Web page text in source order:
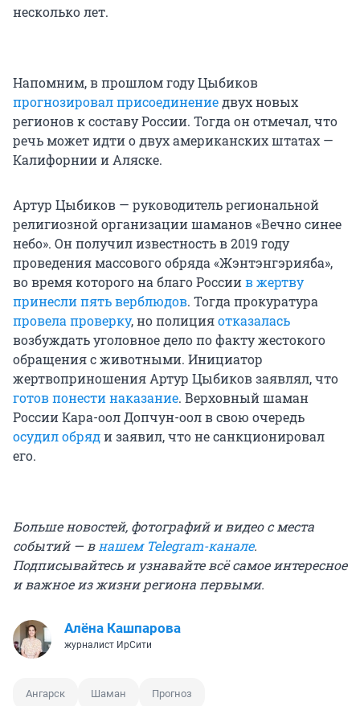
несколько лет.
Напомним, в прошлом году Цыбиков
прогнозировал присоединениедвух новых
регионов к составу России. Тогда он отмечал, что
речь может идти о двух американских штатах —
Калифорнии и Аляске.
Артур Цыбиков — руководитель региональной
религиозной организации шаманов «Вечно синее
небо». Он получил известность в 2019 году
проведения массового обряда «Жэнтэнгэрияба»,
во время которого на благо Россиив жертву
принесли пять верблюдов. Тогда прокуратура
провела проверку, но полицияотказалась
возбуждать уголовное дело по факту жестокого
обращения с животными. Инициатор
жертвоприношения Артур Цыбиков заявлял, что
готов понести наказание. Верховный шаман
России Кара-оол Допчун-оол в свою очередь
осудил обряди заявил, что не санкционировал
его.
Больше новостей, фотографий и видео с места
событий — внашем Telegram-канале.
Подписывайтесь и узнавайте всё самое интересное
и важное из жизни региона первыми.
Алёна Кашпарова
журналист ИрСити
Ангарск Шаман Прогноз